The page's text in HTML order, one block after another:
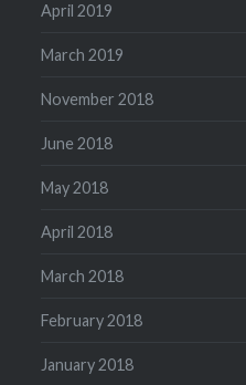
April 2019
March 2019
November 2018
June 2018
May 2018
April 2018
March 2018
February 2018
January 2018